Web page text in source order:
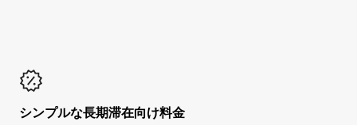
シンプルな長期滞在向け料金